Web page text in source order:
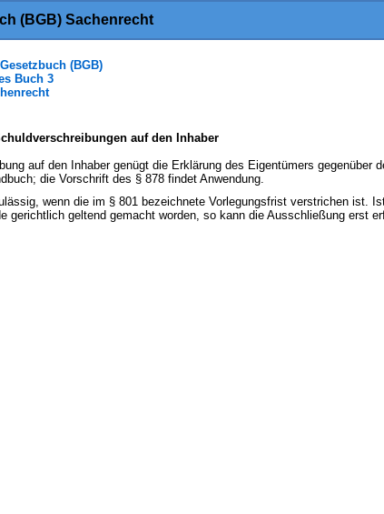
(BGB) Sachenrecht
(BGB)
Buch 3
auf den Inhaber
auf den Inhaber genügt die Erklärung des Eigentümers gegenüber
die Vorschrift des § 878 findet Anwendung.
wenn die im § 801 bezeichnete Vorlegungsfrist verstrichen ist.
gerichtlich geltend gemacht worden, so kann die Ausschließung erst